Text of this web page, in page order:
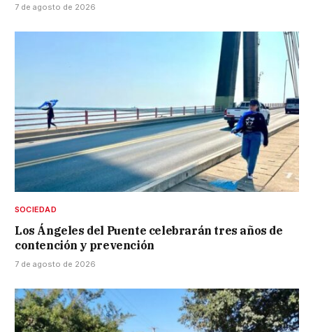
7 de agosto de 2026
SOCIEDAD
Los Ángeles del Puente celebrarán tres años de
contención y prevención
7 de agosto de 2026